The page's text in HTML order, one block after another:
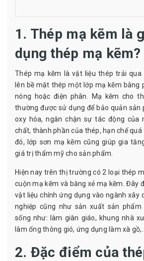
1. Thép mạ kẽm là
dụng thép mạ kẽm?
Thép mạ kẽm là vật liệu thép trải
lên bề mặt thép một lớp mạ kẽm bằng
nóng hoặc điện phân. Mạ kẽm cho
thường được sử dụng để bảo quản sản
oxy hóa, ngăn chặn sự tác động của
chất, thành phần của thép, hạn chế
đó, lớp sơn mạ kẽm cũng giúp gia
giá trị thẩm mỹ cho sản phẩm.
Hiện nay trên thị trường có 2 loại thép
cuộn mạ kẽm và băng xẻ mạ kẽm. Đây
vật liệu chính ứng dụng vào ngành xây
nghiệp cũng như sản xuất sản
sống như: làm giàn giáo, khung nhà
làm ống thông gió, ứng dụng làm xà gồ,...
2. Đặc điểm của